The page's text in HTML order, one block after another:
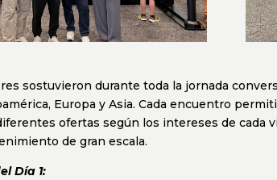
sostuvieron durante toda la jornada
Europa y Asia. Cada encuentro
ofertas según los intereses de cada
de gran escala.
Día 1: